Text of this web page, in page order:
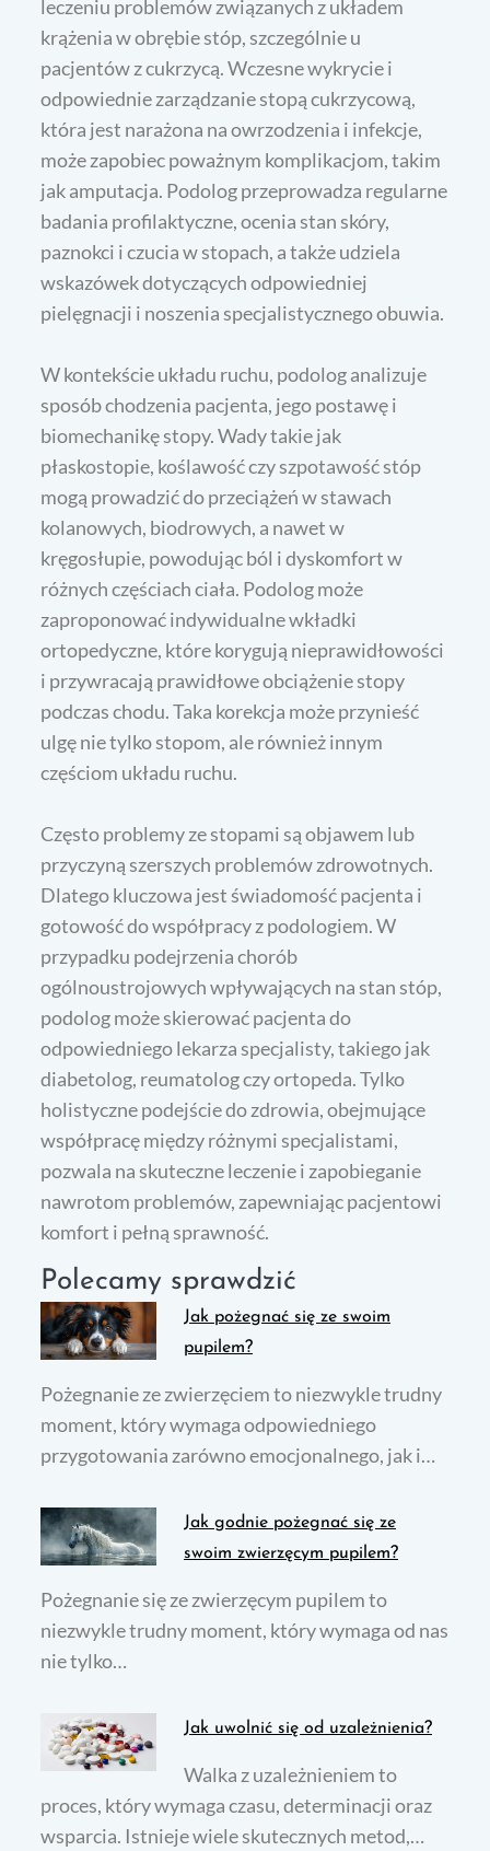
leczeniu problemów związanych z układem
krążenia w obrębie stóp, szczególnie u
pacjentów z cukrzycą. Wczesne wykrycie i
odpowiednie zarządzanie stopą cukrzycową,
która jest narażona na owrzodzenia i infekcje,
może zapobiec poważnym komplikacjom, takim
jak amputacja. Podolog przeprowadza regularne
badania profilaktyczne, ocenia stan skóry,
paznokci i czucia w stopach, a także udziela
wskazówek dotyczących odpowiedniej
pielęgnacji i noszenia specjalistycznego obuwia.
W kontekście układu ruchu, podolog analizuje
sposób chodzenia pacjenta, jego postawę i
biomechanikę stopy. Wady takie jak
płaskostopie, koślawość czy szpotawość stóp
mogą prowadzić do przeciążeń w stawach
kolanowych, biodrowych, a nawet w
kręgosłupie, powodując ból i dyskomfort w
różnych częściach ciała. Podolog może
zaproponować indywidualne wkładki
ortopedyczne, które korygują nieprawidłowości
i przywracają prawidłowe obciążenie stopy
podczas chodu. Taka korekcja może przynieść
ulgę nie tylko stopom, ale również innym
częściom układu ruchu.
Często problemy ze stopami są objawem lub
przyczyną szerszych problemów zdrowotnych.
Dlatego kluczowa jest świadomość pacjenta i
gotowość do współpracy z podologiem. W
przypadku podejrzenia chorób
ogólnoustrojowych wpływających na stan stóp,
podolog może skierować pacjenta do
odpowiedniego lekarza specjalisty, takiego jak
diabetolog, reumatolog czy ortopeda. Tylko
holistyczne podejście do zdrowia, obejmujące
współpracę między różnymi specjalistami,
pozwala na skuteczne leczenie i zapobieganie
nawrotom problemów, zapewniając pacjentowi
komfort i pełną sprawność.
Polecamy sprawdzić
Jak pożegnać się ze swoim
pupilem?
Pożegnanie ze zwierzęciem to niezwykle trudny
moment, który wymaga odpowiedniego
przygotowania zarówno emocjonalnego, jak i…
Jak godnie pożegnać się ze
swoim zwierzęcym pupilem?
Pożegnanie się ze zwierzęcym pupilem to
niezwykle trudny moment, który wymaga od nas
nie tylko…
Jak uwolnić się od uzależnienia?
Walka z uzależnieniem to
proces, który wymaga czasu, determinacji oraz
wsparcia. Istnieje wiele skutecznych metod,…